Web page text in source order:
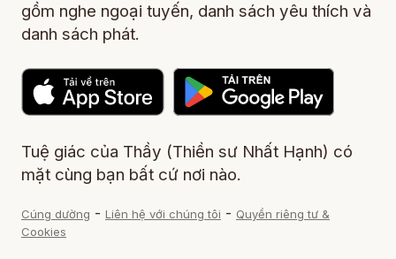
gồm nghe ngoại tuyến, danh sách yêu thích và
danh sách phát.
Tuệ giác của Thầy (Thiền sư Nhất Hạnh) có
mặt cùng bạn bất cứ nơi nào.
Cúng dường - Liên hệ với chúng tôi - Quyền riêng tư &
Cookies